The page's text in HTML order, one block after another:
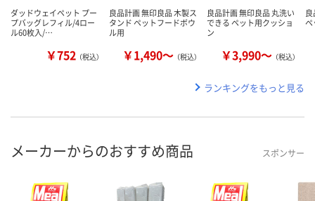
ダッドウェイペット プー
プバッグレフィル/4ロー
ル60枚入/…
￥752 （税込）
良品計画 無印良品 木製ス
タンド ペットフードボウ
ル用
￥1,490～ （税込）
良品計画 無印良品 丸洗い
できる ペット用クッショ
ン
￥3,990～ （税込）
ペ
ランキングをもっと見る
メーカーからのおすすめ商品 スポンサー